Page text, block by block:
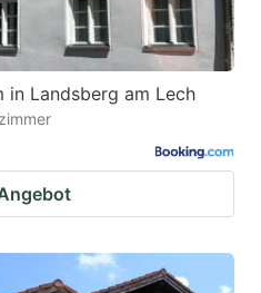
in Landsberg am Lech